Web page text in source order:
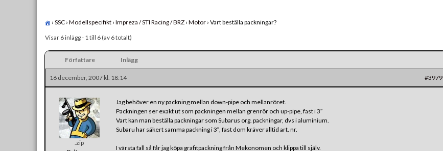
› SSC › Modellspecifikt › Impreza / STI Racing / BRZ › Motor › Vart beställa packningar?
Visar 6 inlägg - 1 till 6 (av 6 totalt)
Författare Inlägg
16 december, 2007 kl. 18:14 #3979
.zip
Jag behöver en ny packning mellan down-pipe och mellanröret.
Packningen ser exakt ut som packningen mellan grenrör och up-pipe, fast i 3″
Vart kan man beställa packningar som Subarus org. packningar, dvs i aluminium.
Subaru har säkert samma packning i 3″, fast dom kräver alltid art. nr.
I värsta fall så får jag köpa grafitpackning från Mekonomen och klippa till själv.